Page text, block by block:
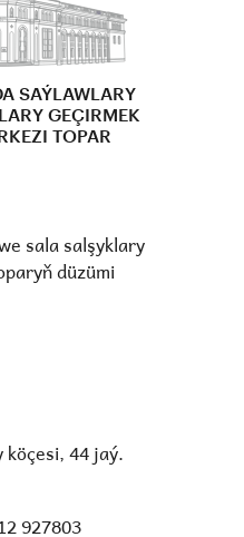
SAÝLAWLARY
GEÇIRMEK
TOPAR
sala salşyklary
düzümi
44 jaý.
927803